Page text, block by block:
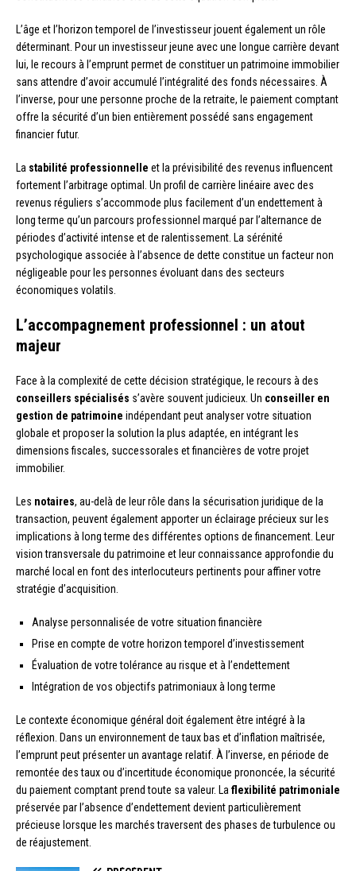
L’âge et l’horizon temporel de l’investisseur jouent également un rôle
déterminant. Pour un investisseur jeune avec une longue carrière devant
lui, le recours à l’emprunt permet de constituer un patrimoine immobilier
sans attendre d’avoir accumulé l’intégralité des fonds nécessaires. À
l’inverse, pour une personne proche de la retraite, le paiement comptant
offre la sécurité d’un bien entièrement possédé sans engagement
financier futur.
La stabilité professionnelle et la prévisibilité des revenus influencent
fortement l’arbitrage optimal. Un profil de carrière linéaire avec des
revenus réguliers s’accommode plus facilement d’un endettement à
long terme qu’un parcours professionnel marqué par l’alternance de
périodes d’activité intense et de ralentissement. La sérénité
psychologique associée à l’absence de dette constitue un facteur non
négligeable pour les personnes évoluant dans des secteurs
économiques volatils.
L’accompagnement professionnel : un atout
majeur
Face à la complexité de cette décision stratégique, le recours à des
conseillers spécialisés s’avère souvent judicieux. Un conseiller en
gestion de patrimoine indépendant peut analyser votre situation
globale et proposer la solution la plus adaptée, en intégrant les
dimensions fiscales, successorales et financières de votre projet
immobilier.
Les notaires, au-delà de leur rôle dans la sécurisation juridique de la
transaction, peuvent également apporter un éclairage précieux sur les
implications à long terme des différentes options de financement. Leur
vision transversale du patrimoine et leur connaissance approfondie du
marché local en font des interlocuteurs pertinents pour affiner votre
stratégie d’acquisition.
Analyse personnalisée de votre situation financière
Prise en compte de votre horizon temporel d’investissement
Évaluation de votre tolérance au risque et à l’endettement
Intégration de vos objectifs patrimoniaux à long terme
Le contexte économique général doit également être intégré à la
réflexion. Dans un environnement de taux bas et d’inflation maîtrisée,
l’emprunt peut présenter un avantage relatif. À l’inverse, en période de
remontée des taux ou d’incertitude économique prononcée, la sécurité
du paiement comptant prend toute sa valeur. Laflexibilité patrimoniale
préservée par l’absence d’endettement devient particulièrement
précieuse lorsque les marchés traversent des phases de turbulence ou
de réajustement.